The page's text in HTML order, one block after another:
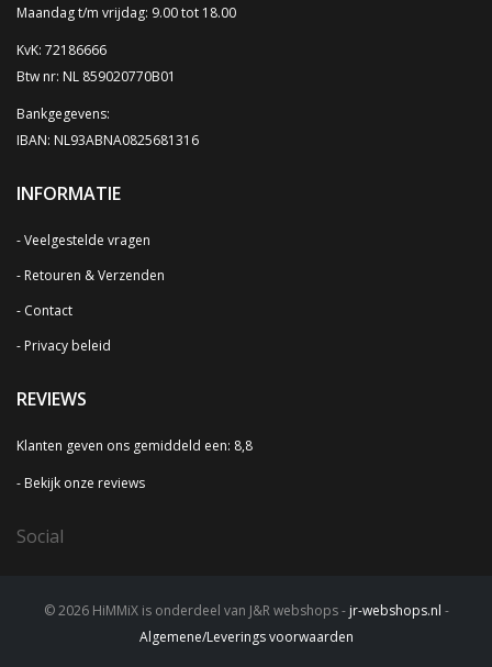
Maandag t/m vrijdag: 9.00 tot 18.00
KvK: 72186666
Btw nr: NL 859020770B01
Bankgegevens:
IBAN: NL93ABNA0825681316
INFORMATIE
Veelgestelde vragen
Retouren & Verzenden
Contact
Privacy beleid
REVIEWS
Klanten geven ons gemiddeld een: 8,8
Bekijk onze reviews
Social
© 2026 HiMMiX is onderdeel van J&R webshops - jr-webshops.nl -
Algemene/Leverings voorwaarden